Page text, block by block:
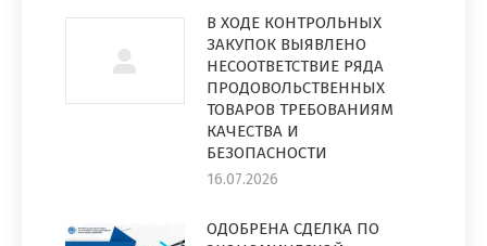
В ХОДЕ КОНТРОЛЬНЫХ
ЗАКУПОК ВЫЯВЛЕНО
НЕСООТВЕТСТВИЕ РЯДА
ПРОДОВОЛЬСТВЕННЫХ
ТОВАРОВ ТРЕБОВАНИЯМ
КАЧЕСТВА И
БЕЗОПАСНОСТИ
16.07.2026
ОДОБРЕНА СДЕЛКА ПО